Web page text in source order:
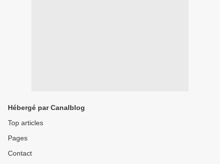
Hébergé par Canalblog
Top articles
Pages
Contact